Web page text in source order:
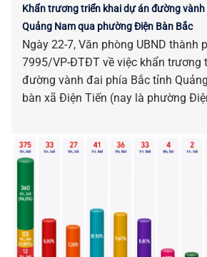
Khẩn trương triển khai dự án đường
Quảng Nam qua phường Điện Bàn Bắc
Ngày 22-7, Văn phòng UBND thành
7995/VP-ĐTĐT về việc khẩn trương
đường vành đai phía Bắc tỉnh
bàn xã Điện Tiến (nay là phường